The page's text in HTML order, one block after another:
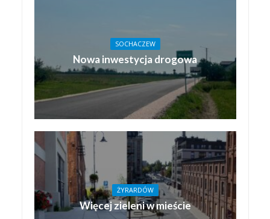
SOCHACZEW
Nowa inwestycja drogowa
ŻYRARDÓW
Więcej zieleni w mieście